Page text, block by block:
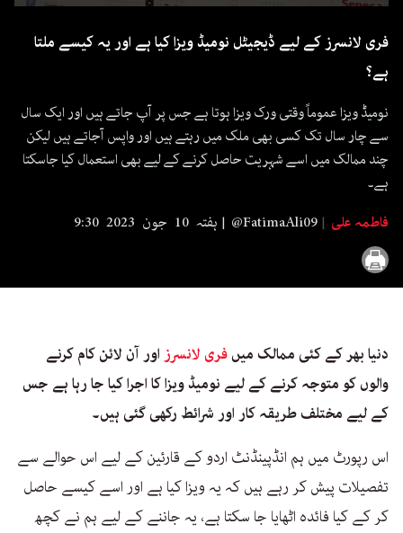
فری لانسرز کے لیے ڈیجیٹل نومیڈ ویزا کیا ہے اور یہ کیسے ملتا
ہے؟
نومیڈ ویزا عموماً وقتی ورک ویزا ہوتا ہے جس پر آپ جاتے ہیں اور ایک سال
سے چار سال تک کسی بھی ملک میں رہتے ہیں اور واپس آجاتے ہیں لیکن
چند ممالک میں اسے شہریت حاصل کرنے کے لیے بھی استعمال کیا جاسکتا
ہے۔
فاطمہ علی
@FatimaAli09 ہفتہ 10 جون 2023 9:30
دنیا بھر کے کئی ممالک میںفری لانسرز اور آن لائن کام کرنے
والوں کو متوجہ کرنے کے لیے نومیڈ ویزا کا اجرا کیا جا رہا ہے جس
کے لیے مختلف طریقہ کار اور شرائط رکھی گئی ہیں۔
اس رپورٹ میں ہم انڈپینڈنٹ اردو کے قارئین کے لیے اس حوالے سے
تفصیلات پیش کر رہے ہیں کہ یہ ویزا کیا ہے اور اسے کیسے حاصل
کر کے کیا فائدہ اٹھایا جا سکتا ہے، یہ جاننے کے لیے ہم نے کچھ